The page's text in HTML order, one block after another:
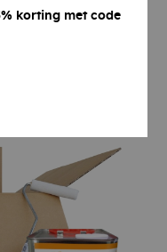
korting met code